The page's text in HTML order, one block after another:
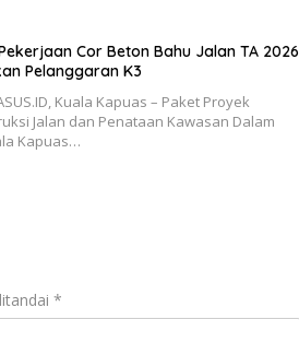
Cor Beton Bahu Jalan TA 2026
Pelanggaran K3
Kuala Kapuas – Paket Proyek
Jalan dan Penataan Kawasan Dalam
Kapuas…
*